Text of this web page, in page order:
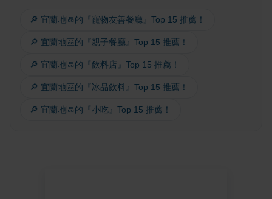
🔎 宜蘭地區的『寵物友善餐廳』Top 15 推薦！
🔎 宜蘭地區的『親子餐廳』Top 15 推薦！
🔎 宜蘭地區的『飲料店』Top 15 推薦！
🔎 宜蘭地區的『冰品飲料』Top 15 推薦！
🔎 宜蘭地區的『小吃』Top 15 推薦！